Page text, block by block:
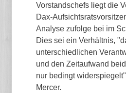
Vorstandschefs liegt die
Dax-
Analyse zufolge bei im
Dies sei ein Verhältnis,
unterschiedlichen
und den Zeitaufwand
nur bedingt
Mercer.